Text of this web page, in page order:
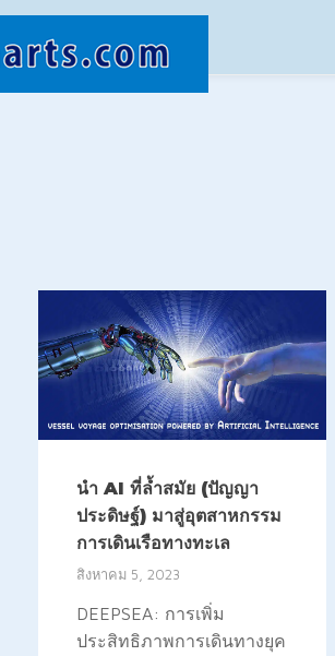
นำ AI ที่ล้ำสมัย (ปัญญา
ประดิษฐ์) มาสู่อุตสาหกรรม
การเดินเรือทางทะเล
สิงหาคม 5, 2023
DEEPSEA: การเพิ่ม
ประสิทธิภาพการเดินทางยุค